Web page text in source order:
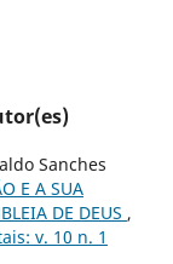
Sanches
E A SUA
DE DEUS ,
v. 10 n. 1